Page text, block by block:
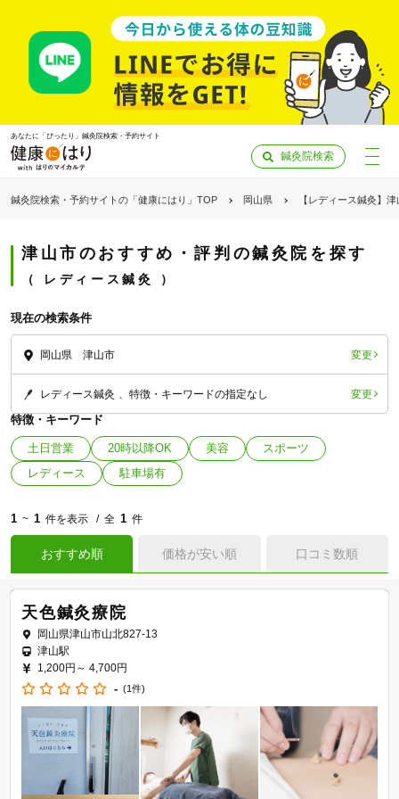
あなたに「ぴったり」鍼灸院検索・予約サイト
鍼灸院検索
鍼灸院検索・予約サイトの「健康にはり」TOP 岡山県 【レディース鍼灸】
津山市のおすすめ・評判の鍼灸院を探す
レディース鍼灸
現在の検索条件
岡山県 津山市 変更
レディース鍼灸 特徴・キーワードの指定なし 変更
特徴・キーワード
土日営業 20時以降OK 美容
スポーツ
レディース
駐車場有
1 ~ 1 件を表示 全 1 件
おすすめ順 価格が安い順 口コミ数順
天色鍼灸療院
岡山県津山市山北827-13
津山駅
1,200円～ 4,700円
- (1件)
「健康にはりを見た」